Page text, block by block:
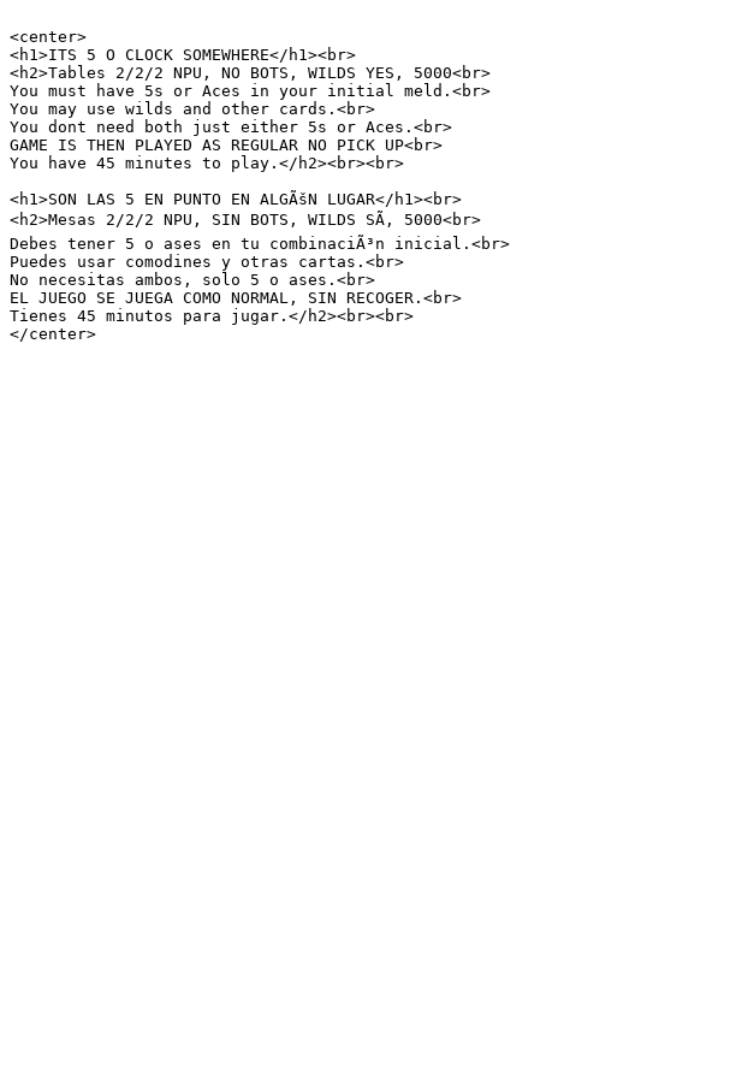
<center>
<h1>ITS 5 O CLOCK SOMEWHERE</h1><br>
<h2>Tables 2/2/2 NPU, NO BOTS, WILDS YES, 5000<br>
You must have 5s or Aces in your initial meld.<br>
You may use wilds and other cards.<br>
You dont need both just either 5s or Aces.<br>
GAME IS THEN PLAYED AS REGULAR NO PICK UP<br>
You have 45 minutes to play.</h2><br><br>
<h1>SON LAS 5 EN PUNTO EN ALGÃšN LUGAR</h1><br>
<h2>Mesas 2/2/2 NPU, SIN BOTS, WILDS SÃ, 5000<br>
Debes tener 5 o ases en tu combinaciÃ³n inicial.<br>
Puedes usar comodines y otras cartas.<br>
No necesitas ambos, solo 5 o ases.<br>
EL JUEGO SE JUEGA COMO NORMAL, SIN RECOGER.<br>
Tienes 45 minutos para jugar.</h2><br><br>
</center>